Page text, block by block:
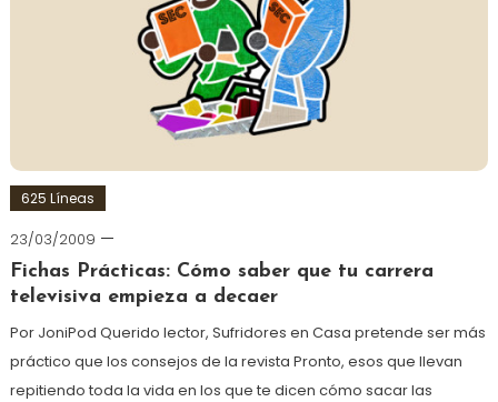
625 Líneas
23/03/2009
Fichas Prácticas: Cómo saber que tu carrera
televisiva empieza a decaer
Por JoniPod Querido lector, Sufridores en Casa pretende ser más
práctico que los consejos de la revista Pronto, esos que llevan
repitiendo toda la vida en los que te dicen cómo sacar las